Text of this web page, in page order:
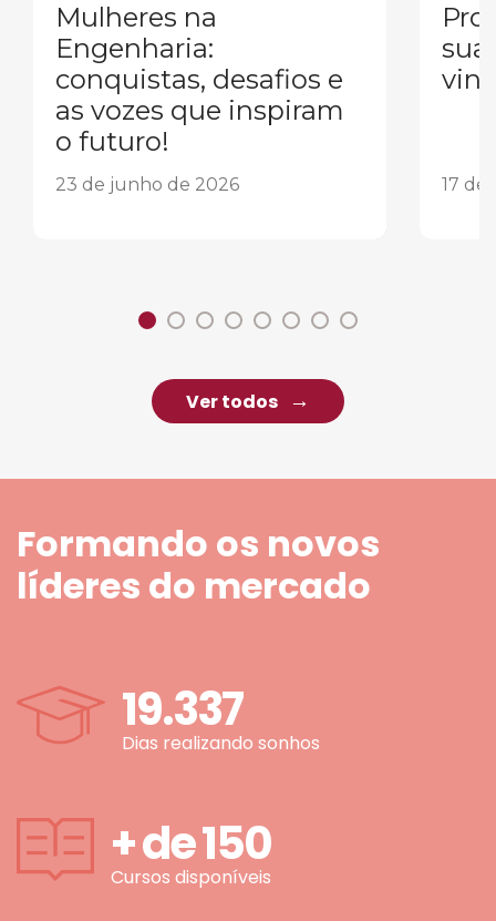
Mulheres na
Engenharia:
conquistas, desafios e
as vozes que inspiram
o futuro!
23 de junho de 2026
sua
17 de
Ver todos
Formando os novos
líderes do mercado
19.337
Dias realizando sonhos
+ de150
Cursos disponíveis